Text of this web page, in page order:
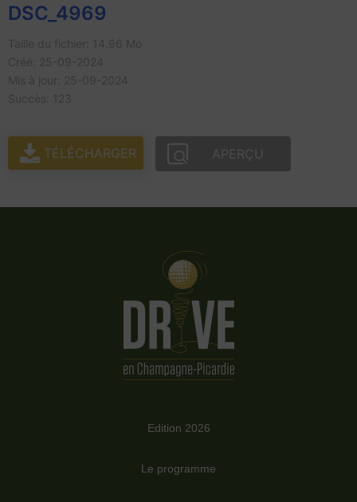
DSC_4969
TÉLÉCHARGER APERÇU
Edition 2026
Le programme